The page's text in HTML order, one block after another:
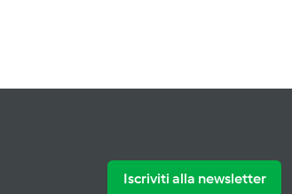
Iscriviti alla newsletter